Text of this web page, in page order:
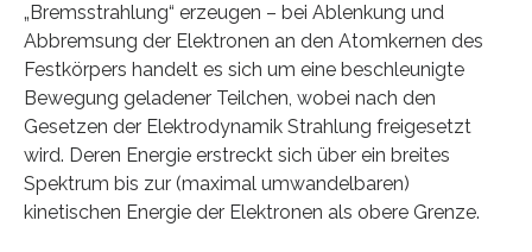
„Bremsstrahlung“ erzeugen – bei Ablenkung und
Abbremsung der Elektronen an den Atomkernen des
Festkörpers handelt es sich um eine beschleunigte
Bewegung geladener Teilchen, wobei nach den
Gesetzen der Elektrodynamik Strahlung freigesetzt
wird. Deren Energie erstreckt sich über ein breites
Spektrum bis zur (maximal umwandelbaren)
kinetischen Energie der Elektronen als obere Grenze.